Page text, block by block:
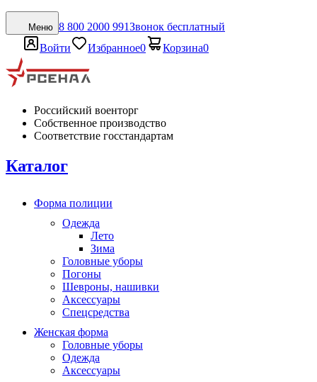
Меню 8 800 2000 991Звонок бесплатный
Войти
Избранное0 Корзина0
Российский военторг
Собственное производство
Соответствие госстандартам
Каталог
Форма полиции
Одежда
Лето
Зима
Головные уборы
Погоны
Шевроны, нашивки
Аксессуары
Спецсредства
Женская форма
Головные уборы
Одежда
Аксессуары